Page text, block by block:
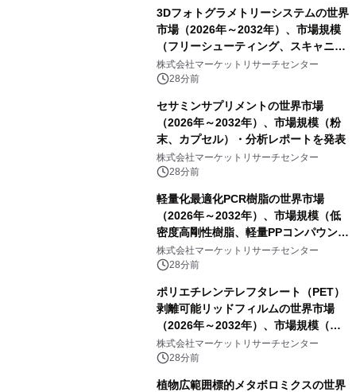
3Dフォトグラメトリーシステムの世界
市場（2026年～2032年）、市場規模
（フリーシューティング、スキャニン
グ、その他）・分析レポートを発表
株式会社マーケットリサーチセンター
28分前
セサミンサプリメントの世界市場
（2026年～2032年）、市場規模（粉
末、カプセル）・分析レポートを発表
株式会社マーケットリサーチセンター
28分前
軽量化最適化PCR樹脂の世界市場
（2026年～2032年）、市場規模（低
密度高剛性樹脂、軽量PPコンパウン
ド、強化軽量ブレンド、軽量PCR
PA、その他）・分析レポートを発表
株式会社マーケットリサーチセンター
28分前
ポリエチレンテレフタレート（PET）
剥離可能リッドフィルムの世界市場
（2026年～2032年）、市場規模（ヒ
ートシールタイプ、コールドシールタ
イプ、粘着タイプ）・分析レポートを
株式会社マーケットリサーチセンター
28分前
植物広範囲標的メタボロミクスの世界